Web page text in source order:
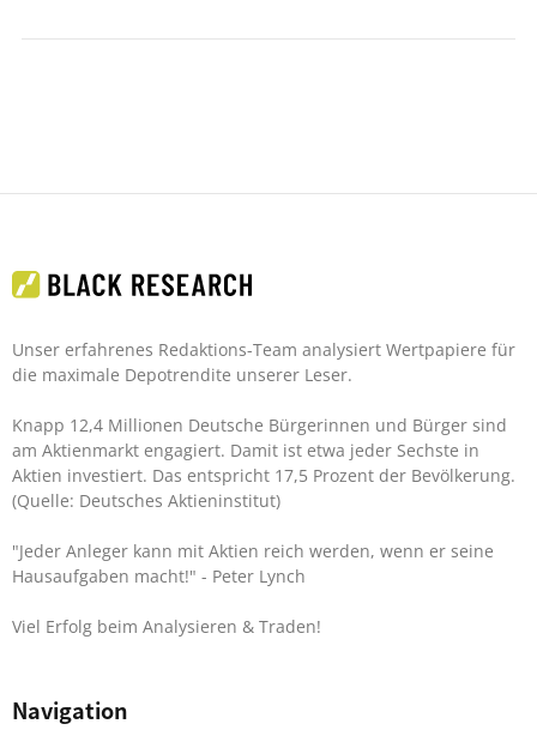
Unser erfahrenes Redaktions-Team analysiert Wertpapiere für
die maximale Depotrendite unserer Leser.
Knapp 12,4 Millionen Deutsche Bürgerinnen und Bürger sind
am Aktienmarkt engagiert. Damit ist etwa jeder Sechste in
Aktien investiert. Das entspricht 17,5 Prozent der Bevölkerung.
(Quelle: Deutsches Aktieninstitut)
"Jeder Anleger kann mit Aktien reich werden, wenn er seine
Hausaufgaben macht!" - Peter Lynch
Viel Erfolg beim Analysieren & Traden!
Navigation